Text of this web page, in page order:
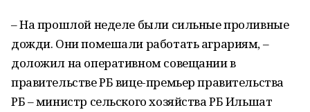
– На прошлой неделе были сильные проливные
дожди. Они помешали работать аграриям, –
доложил на оперативном совещании в
правительстве РБ вице-премьер правительства
РБ – министр сельского хозяйства РБ Ильшат